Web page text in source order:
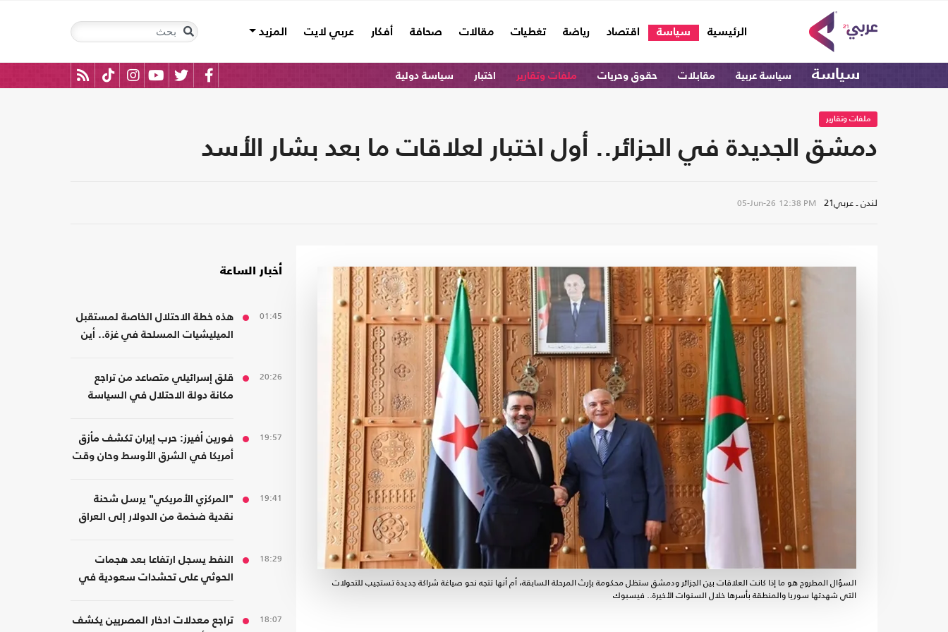
الرئيسية
(current) سياسة اقتصاد رياضة تغطيات مقالات صحافة أفكار عربي لايت المزيد
سياسة سياسة عربية مقابلات حقوق وحريات ملفات وتقارير اختبار سياسة دولية
ملفات وتقارير
دمشق الجديدة في الجزائر.. أول اختبار لعلاقات ما بعد بشار الأسد
لندن ـ عربي21 05-Jun-26 12:38 PM
السؤال المطروح هو ما إذا كانت العلاقات بين الجزائر ودمشق ستظل محكومة بإرث المرحلة السابقة، أم أنها تتجه نحو صياغة شراكة جديدة تستجيب للتحولات
التي شهدتها سوريا والمنطقة بأسرها خلال السنوات الأخيرة.. فيسبوك
أخبار الساعة
01:45
هذه خطة الاحتلال الخاصة لمستقبل
الميليشيات المسلحة في غزة.. أين
20:26
قلق إسرائيلي متصاعد من تراجع
مكانة دولة الاحتلال في السياسة
19:57
فورين أفيرز: حرب إيران تكشف مأزق
أمريكا في الشرق الأوسط وحان وقت
19:41
"المركزي الأمريكي" يرسل شحنة
نقدية ضخمة من الدولار إلى العراق
18:29
النفط يسجل ارتفاعا بعد هجمات
الحوثي على تحشدات سعودية في
18:07 تراجع معدلات ادخار المصريين يكشف